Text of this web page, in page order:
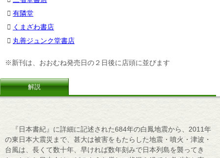
有隣堂
くまざわ書店
丸善ジュンク堂書店
※新刊は、おおむね発売日の２日後に店頭に並びます
解説
『日本書紀』に詳細に記述された684年の白鳳地震から、2011年
の東日本大震災まで、甚大は被害をもたらした地震・噴火・津波・
台風は、長くて数十年、早ければ数年刻みで日本列島を襲ってき